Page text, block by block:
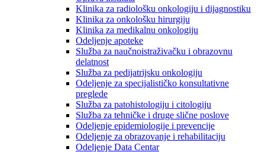
Klinika za radiološku onkologiju i dijagnostiku
Klinika za onkološku hirurgiju
Klinika za medikalnu onkologiju
Odeljenje apoteke
Služba za naučnoistraživačku i obrazovnu
delatnost
Služba za pedijatrijsku onkologiju
Odeljenje za specijalističko konsultativne
preglede
Služba za patohistologiju i citologiju
Služba za tehničke i druge slične poslove
Odeljenje epidemiologije i prevencije
Odeljenje za obrazovanje i rehabilitaciju
Odeljenje Data Centar